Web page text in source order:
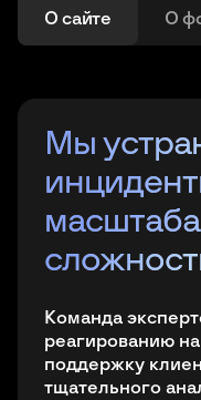
О сайте О
Основные
Мы
Команда
реагированию
поддержку
тщательного
подход
Благодаря
уникальным
тактиках
сложных атак.
Основные
Мы
Команда
реагированию
поддержку
тщательного